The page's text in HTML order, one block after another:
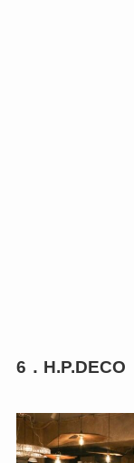
6．H.P.DECO